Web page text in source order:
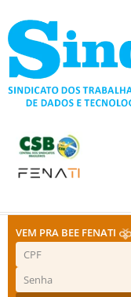
para
conteúdo
VEM PRA BEE FENATI